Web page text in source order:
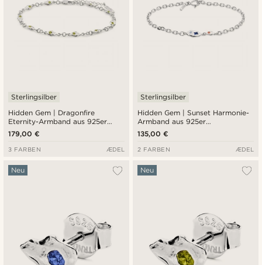
Hidden Gem | Dragonfire
Eternity-Armband aus 925er
Sterlingsilber
Sterlingsilber
179,00 €
3 FARBEN ÆDEL
Hidden Gem | Sunset Harmonie-
Armband aus 925er
Sterlingsilber
Sterlingsilber
135,00 €
2 FARBEN ÆDEL
Neu Neu